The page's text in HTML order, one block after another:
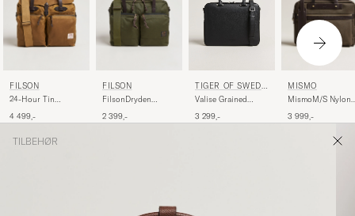
FILSON
24-Hour Tin
4 499,-
FILSON
FilsonDryden
BriefcaseOtter
2 399,-
TIGER OF SWEDE
N
Valise Grained
Black
3 299,-
MISMO
MismoM/S Nylon
Brown
3 999,-
TILBEHØR